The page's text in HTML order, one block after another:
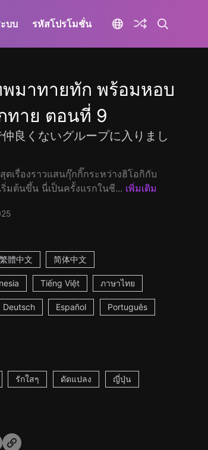
บบ รหัสโปรโมชั่น
พมาทายทัก พร้อมหอบ
ทาย ตอนที่ 9
良くないグループに入りまし
เรื่องราวแสนกุ๊กกิ๊กระหว่างฮิโอกิกับ
ริ่มต้นขึ้น นี่เป็นครั้งแรกในชี... เพิ่มเติม
繁體中文 简体中文
Tiếng Việt ภาษาไทย
Deutsch Español Português
รักใสๆ ดัดแปลง ญี่ปุ่น